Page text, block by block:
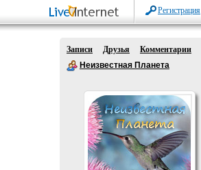
Регистрация
Записи Друзья
Комментарии
Неизвестная Планета